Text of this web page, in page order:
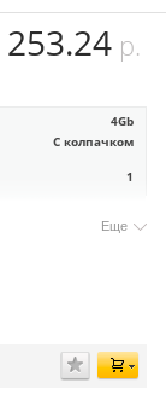
253.24р.
4Gb
С колпачком
1
Еще